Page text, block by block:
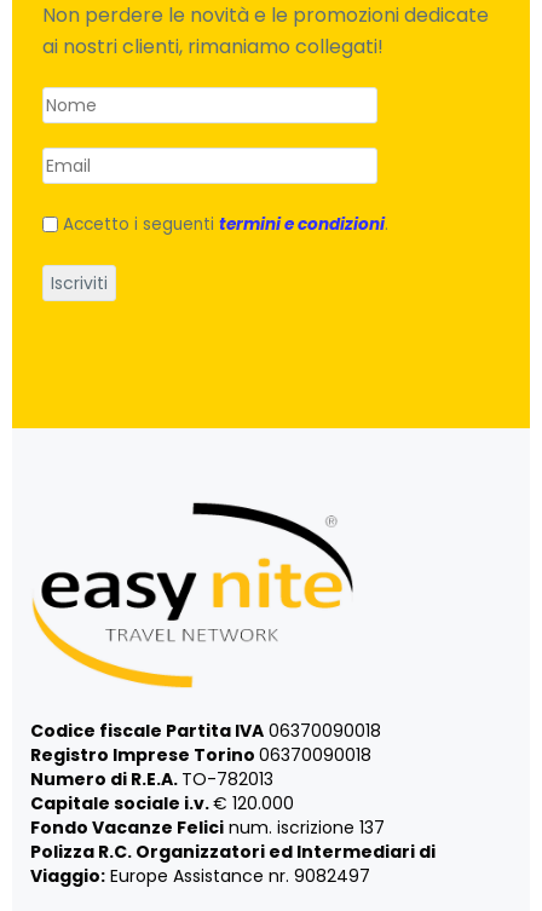
Non perdere le novità e le promozioni dedicate
ai nostri clienti, rimaniamo collegati!
Accetto i seguenti termini e condizioni.
Codice fiscale Partita IVA 06370090018
Registro Imprese Torino 06370090018
Numero di R.E.A. TO-782013
Capitale sociale i.v.€ 120.000
Fondo Vacanze Felici num. iscrizione 137
Polizza R.C. Organizzatori ed Intermediari di
Viaggio: Europe Assistance nr. 9082497